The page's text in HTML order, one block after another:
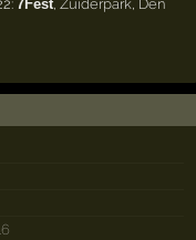
7Fest,Zuiderpark, Den